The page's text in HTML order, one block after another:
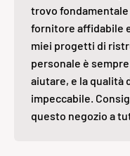
trovo
fornitore affidabile
miei progetti di
personale è
aiutare, e la qualità
impeccabile.
questo negozio a